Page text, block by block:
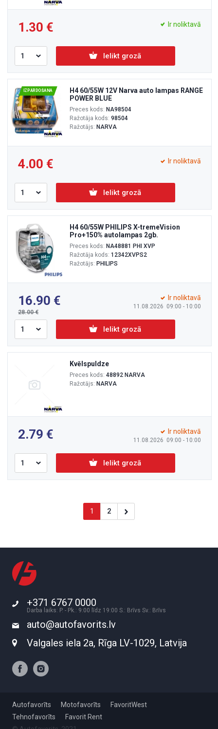
1.30 Ir noliktavā
Ielikt grozā
IZPĀRDOŠANA
H4 60/55W 12V Narva auto lampas RANGE
POWER BLUE
Preces kods: NA98504
Ražotāja kods: 98504
Ražotājs: NARVA
4.00 Ir noliktavā
Ielikt grozā
H4 60/55W PHILIPS X-tremeVision
Pro+150% autolampas 2gb.
Preces kods: NA48881 PHI XVP
Ražotāja kods: 12342XVPS2
Ražotājs: PHILIPS
16.90
28.00
11.08.2026 09:00 - 10:00
Ir noliktavā
Ielikt grozā
Kvēlspuldze
Preces kods: 48892 NARVA
Ražotājs: NARVA
2.79 11.08.2026 09:00 - 10:00
Ir noliktavā
Ielikt grozā
1 2
+371 6767 0000
Darba laiks: P. - Pk.: 9:00 līdz 19:00 S.: Brīvs Sv.: Brīvs
auto@autofavorits.lv
Valgales iela 2a, Rīga LV-1029, Latvija
Autofavorīts Motofavorīts
FavoritWest
Tehnofavorīts
Favorit Rent